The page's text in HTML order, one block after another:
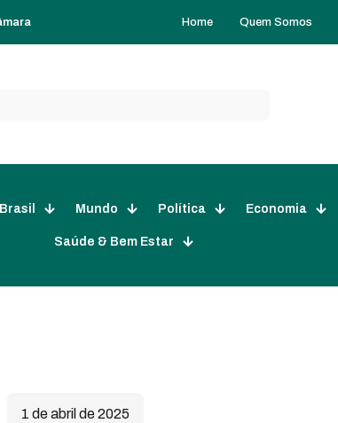
Home Quem Somos
Brasil Mundo Política Economia
Saúde & Bem Estar
1 de abril de 2025